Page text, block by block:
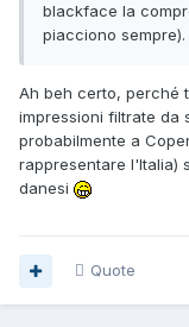
blackface la
piacciono sempre).
Ah beh certo, perché
impressioni filtrate da
probabilmente a
rappresentare l'Italia)
danesi
Quote